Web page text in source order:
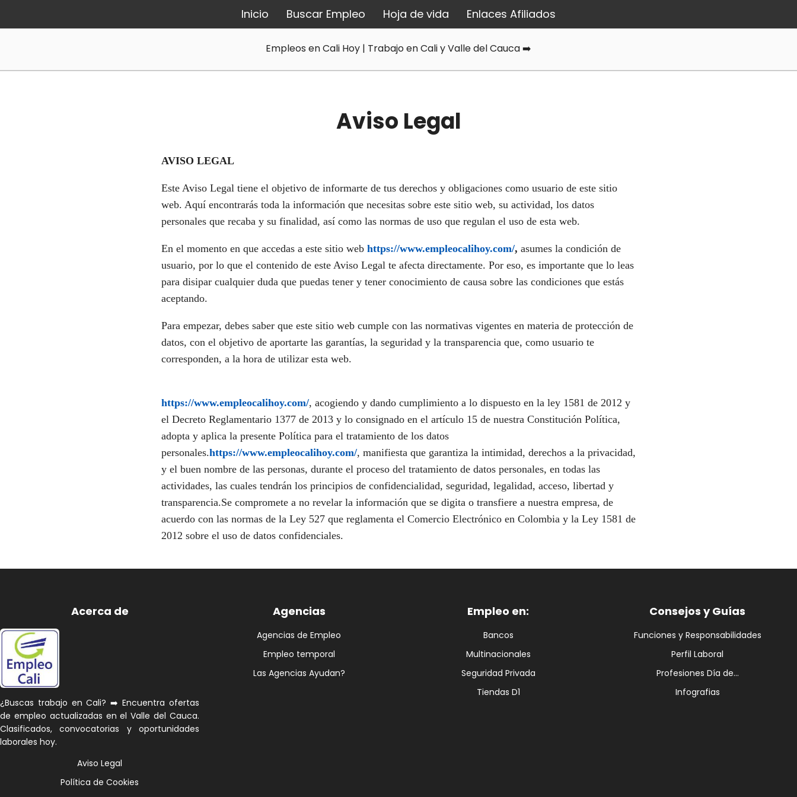
Inicio Buscar Empleo Hoja de vida Enlaces Afiliados
Empleos en Cali Hoy | Trabajo en Cali y Valle del Cauca ➡️
Aviso Legal
AVISO LEGAL
Este Aviso Legal tiene el objetivo de informarte de tus derechos y obligaciones como usuario de este sitio
web. Aquí encontrarás toda la información que necesitas sobre este sitio web, su actividad, los datos
personales que recaba y su finalidad, así como las normas de uso que regulan el uso de esta web.
En el momento en que accedas a este sitio web https://www.empleocalihoy.com/, asumes la condición de
usuario, por lo que el contenido de este Aviso Legal te afecta directamente. Por eso, es importante que lo leas
para disipar cualquier duda que puedas tener y tener conocimiento de causa sobre las condiciones que estás
aceptando.
Para empezar, debes saber que este sitio web cumple con las normativas vigentes en materia de protección de
datos, con el objetivo de aportarte las garantías, la seguridad y la transparencia que, como usuario te
corresponden, a la hora de utilizar esta web.
https://www.empleocalihoy.com/, acogiendo y dando cumplimiento a lo dispuesto en la ley 1581 de 2012 y
el Decreto Reglamentario 1377 de 2013 y lo consignado en el artículo 15 de nuestra Constitución Política,
adopta y aplica la presente Política para el tratamiento de los datos
personales.https://www.empleocalihoy.com/, manifiesta que garantiza la intimidad, derechos a la privacidad,
y el buen nombre de las personas, durante el proceso del tratamiento de datos personales, en todas las
actividades, las cuales tendrán los principios de confidencialidad, seguridad, legalidad, acceso, libertad y
transparencia.Se compromete a no revelar la información que se digita o transfiere a nuestra empresa, de
acuerdo con las normas de la Ley 527 que reglamenta el Comercio Electrónico en Colombia y la Ley 1581 de
2012 sobre el uso de datos confidenciales.
Acerca de
¿Buscas trabajo en Cali? ➡️ Encuentra ofertas
de empleo actualizadas en el Valle del Cauca.
Clasificados, convocatorias y oportunidades
laborales hoy.
Aviso Legal
Política de Cookies
Agencias
Agencias de Empleo
Empleo temporal
Las Agencias Ayudan?
Empleo en:
Bancos
Multinacionales
Seguridad Privada
Tiendas D1
Consejos y Guías
Funciones y Responsabilidades
Perfil Laboral
Profesiones Día de...
Infografias